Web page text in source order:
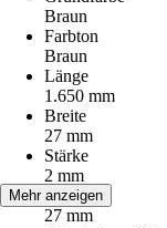
Braun
Farbton
Braun
Länge
1.650 mm
Breite
27 mm
Stärke
2 mm
Höhe
27 mm
Mehr anzeigen